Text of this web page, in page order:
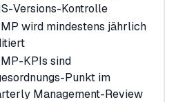
Versions-Kontrolle
wird mindestens jährlich
KPIs sind
Punkt im
Management-Review